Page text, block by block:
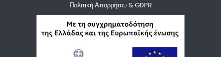
Πολιτική Απορρήτου & GDPR